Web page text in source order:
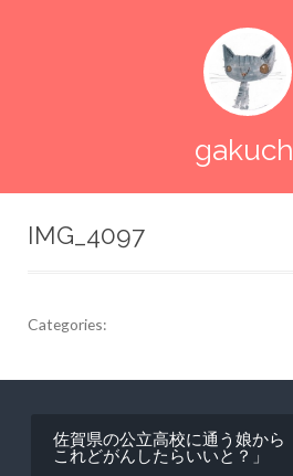
IMG_4097
Categories:
佐賀県の公立高校に通う娘から
これどがんしたらいいと？」